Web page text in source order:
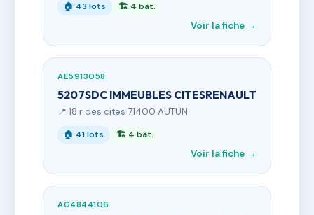
🏠 43 lots 🏗 4 bât.
Voir la fiche →
AE5913058
5207SDC IMMEUBLES CITESRENAULT
📍 18 r des cites 71400 AUTUN
🏠 41 lots 🏗 4 bât.
Voir la fiche →
AG4844106